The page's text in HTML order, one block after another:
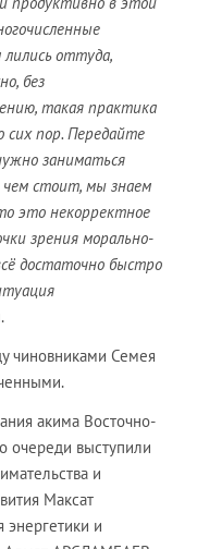
оттуда,
без
такая практика
пор. Передайте
заниматься
стоит, мы знаем
это некорректное
зрения морально-
достаточно быстро
чиновниками Семея
акима Восточно-
очереди выступили
и
Максат
и